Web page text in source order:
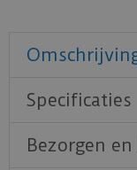
Specificaties
Bezorgen